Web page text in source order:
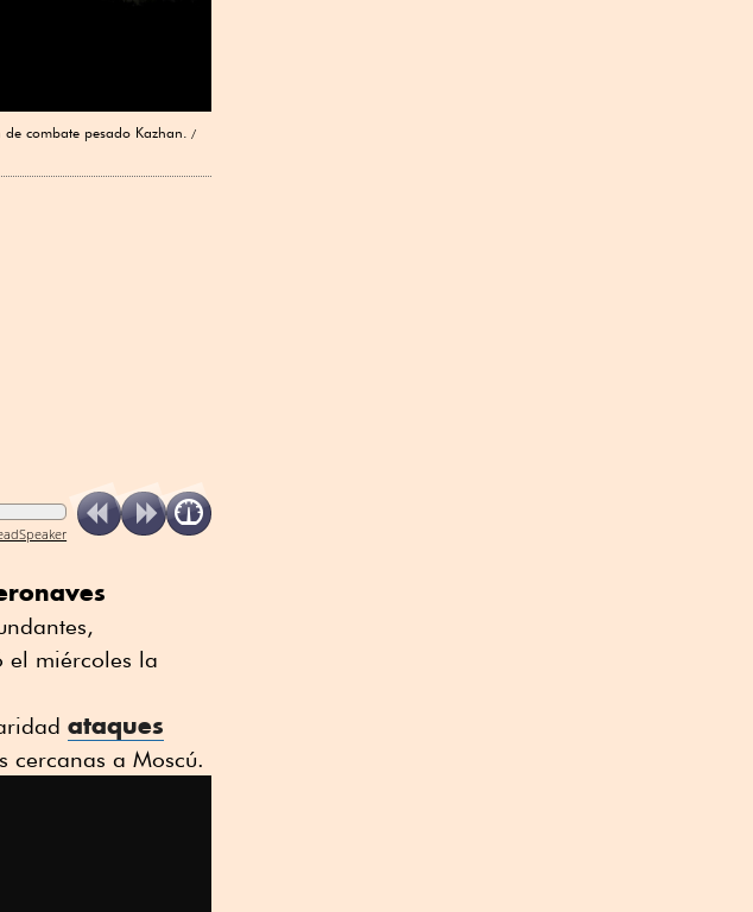
combate pesado Kazhan.
el miércoles la
ataques
cercanas a Moscú.